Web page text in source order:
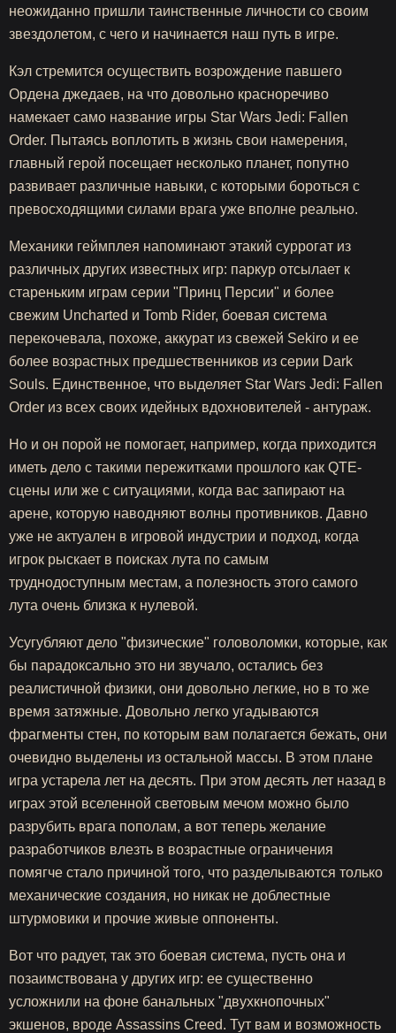
неожиданно пришли таинственные личности со своим
звездолетом, с чего и начинается наш путь в игре.
Кэл стремится осуществить возрождение павшего
Ордена джедаев, на что довольно красноречиво
намекает само название игры Star Wars Jedi: Fallen
Order. Пытаясь воплотить в жизнь свои намерения,
главный герой посещает несколько планет, попутно
развивает различные навыки, с которыми бороться с
превосходящими силами врага уже вполне реально.
Механики геймплея напоминают этакий суррогат из
различных других известных игр: паркур отсылает к
стареньким играм серии "Принц Персии" и более
свежим Uncharted и Tomb Rider, боевая система
перекочевала, похоже, аккурат из свежей Sekiro и ее
более возрастных предшественников из серии Dark
Souls. Единственное, что выделяет Star Wars Jedi: Fallen
Order из всех своих идейных вдохновителей - антураж.
Но и он порой не помогает, например, когда приходится
иметь дело с такими пережитками прошлого как QTE-
сцены или же с ситуациями, когда вас запирают на
арене, которую наводняют волны противников. Давно
уже не актуален в игровой индустрии и подход, когда
игрок рыскает в поисках лута по самым
труднодоступным местам, а полезность этого самого
лута очень близка к нулевой.
Усугубляют дело "физические" головоломки, которые, как
бы парадоксально это ни звучало, остались без
реалистичной физики, они довольно легкие, но в то же
время затяжные. Довольно легко угадываются
фрагменты стен, по которым вам полагается бежать, они
очевидно выделены из остальной массы. В этом плане
игра устарела лет на десять. При этом десять лет назад в
играх этой вселенной световым мечом можно было
разрубить врага пополам, а вот теперь желание
разработчиков влезть в возрастные ограничения
помягче стало причиной того, что разделываются только
механические создания, но никак не доблестные
штурмовики и прочие живые оппоненты.
Вот что радует, так это боевая система, пусть она и
позаимствована у других игр: ее существенно
усложнили на фоне банальных "двухкнопочных"
экшенов, вроде Assassins Creed. Тут вам и возможность